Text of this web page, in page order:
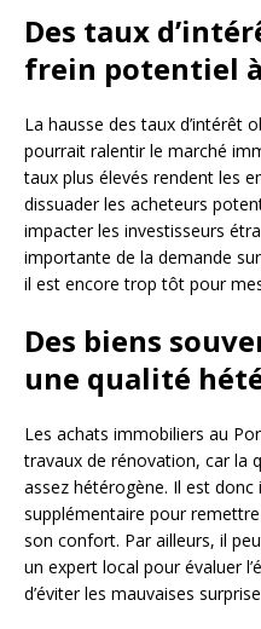
Des taux
frein potentiel
La hausse des taux d’intérêt
pourrait ralentir le marché
taux plus élevés rendent les
dissuader les acheteurs
impacter les investisseurs
importante de la demande
il est encore trop tôt pour
Des biens
une qualité
Les achats immobiliers au
travaux de rénovation, car la
assez hétérogène. Il est
supplémentaire pour
son confort. Par ailleurs, il
un expert local pour évaluer
d’éviter les mauvaises